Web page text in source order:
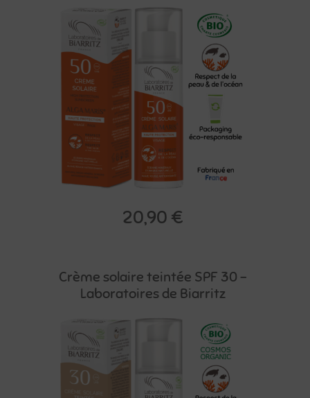
20,90 €
Crème solaire teintée SPF 30 –
Laboratoires de Biarritz